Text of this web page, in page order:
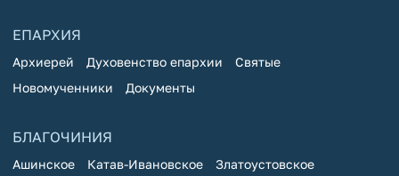
ЕПАРХИЯ
Архиерей Духовенство епархии
Святые
Новомученники
Документы
БЛАГОЧИНИЯ
Ашинское Катав-Ивановское
Златоустовское